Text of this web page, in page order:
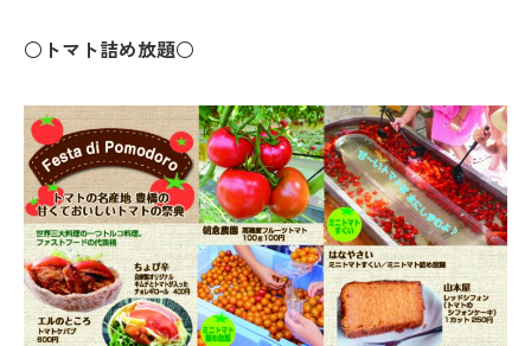
○トマト詰め放題○